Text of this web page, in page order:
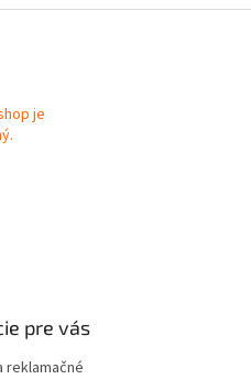
pre vás
reklamačné